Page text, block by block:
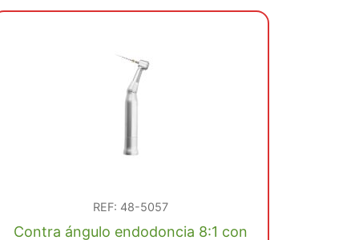
REF: 48-5057
Contra ángulo endodoncia 8:1 con